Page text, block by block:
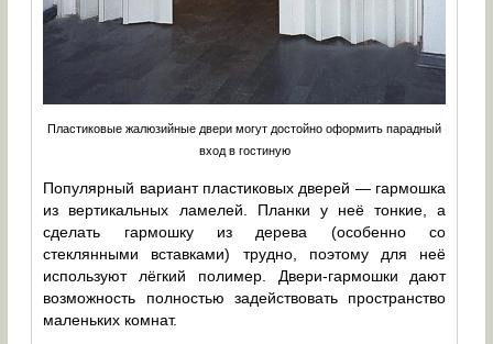
Пластиковые жалюзийные двери могут достойно оформить парадный
вход в гостиную
Популярный вариант пластиковых дверей — гармошка
из вертикальных ламелей. Планки у неё тонкие, а
сделать гармошку из дерева (особенно со
стеклянными вставками) трудно, поэтому для неё
используют лёгкий полимер. Двери-гармошки дают
возможность полностью задействовать пространство
маленьких комнат.